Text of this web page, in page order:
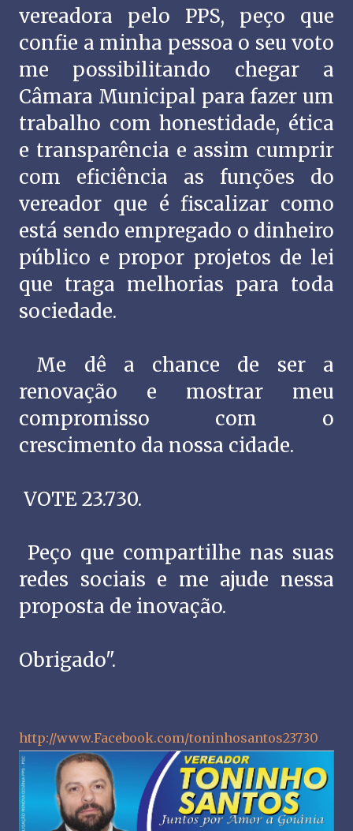
vereadora pelo PPS, peço que
confie a minha pessoa o seu voto
me possibilitando chegar a
Câmara Municipal para fazer um
trabalho com honestidade, ética
e transparência e assim cumprir
com eficiência as funções do
vereador que é fiscalizar como
está sendo empregado o dinheiro
público e propor projetos de lei
que traga melhorias para toda
sociedade.
Me dê a chance de ser a
renovação e mostrar meu
compromisso com o
crescimento da nossa cidade.
VOTE 23.730.
Peço que compartilhe nas suas
redes sociais e me ajude nessa
proposta de inovação.
Obrigado".
http://www.Facebook.com/toninhosantos23730